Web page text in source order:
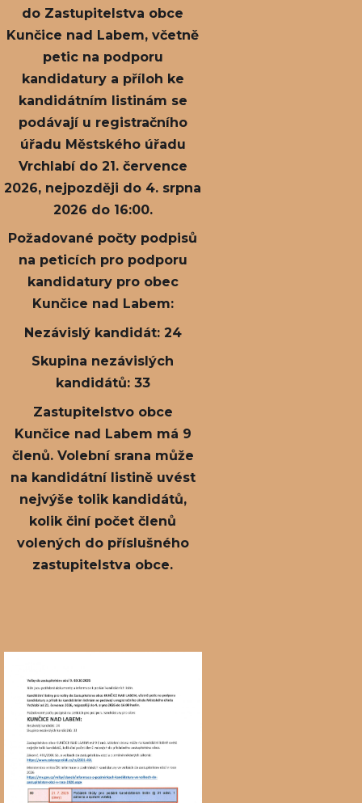
do Zastupitelstva obce
Kunčice nad Labem, včetně
petic na podporu
kandidatury a příloh ke
kandidátním listinám se
podávají u registračního
úřadu Městského úřadu
Vrchlabí do 21. července
2026, nejpozději do 4. srpna
2026 do 16:00.
Požadované počty podpisů
na peticích pro podporu
kandidatury pro obec
Kunčice nad Labem:
Nezávislý kandidát: 24
Skupina nezávislých
kandidátů: 33
Zastupitelstvo obce
Kunčice nad Labem má 9
členů. Volební srana může
na kandidátní listině uvést
nejvýše tolik kandidátů,
kolik činí počet členů
volených do příslušného
zastupitelstva obce.